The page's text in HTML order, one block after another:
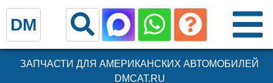
ЗАПЧАСТИ ДЛЯ АМЕРИКАНСКИХ АВТОМОБИЛЕЙ
DMCAT.RU
DM